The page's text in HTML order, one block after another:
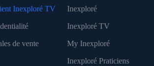
Inexploré TV
de vente
Inexploré
Inexploré TV
My Inexploré
Inexploré Praticiens